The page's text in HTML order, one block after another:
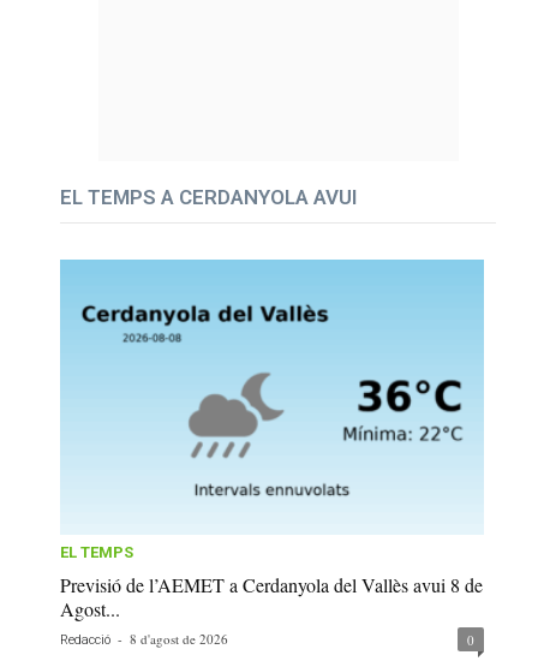
EL TEMPS A CERDANYOLA AVUI
EL TEMPS
Previsió de l’AEMET a Cerdanyola del Vallès avui 8 de
Agost...
Redacció - 8 d'agost de 2026 0